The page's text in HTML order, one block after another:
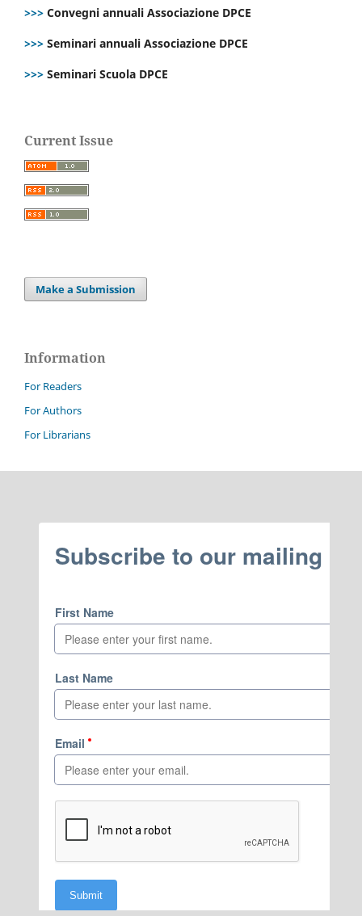
>>> Convegni annuali Associazione DPCE
>>> Seminari annuali Associazione DPCE
>>> Seminari Scuola DPCE
Current Issue
Make a Submission
Information
For Readers
For Authors
For Librarians